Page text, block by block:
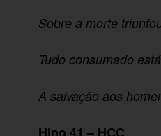
Sobre a morte
Tudo consumado
A salvação aos
Hino 41 – HCC